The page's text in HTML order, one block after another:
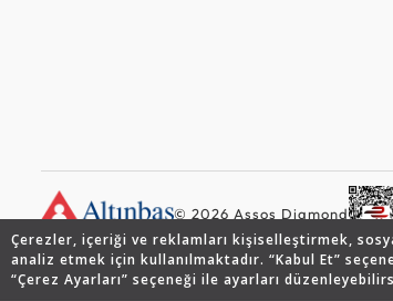
Çerezler, içeriği ve reklamları kişiselleştirmek,
analiz etmek için kullanılmaktadır. “Kabul Et”
“Çerez Ayarları” seçeneği ile ayarları
© 2026 Assos Diamond